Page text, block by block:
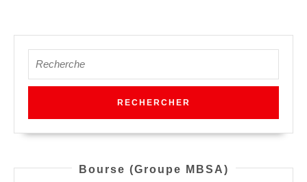
for:
Bourse (Groupe MBSA)